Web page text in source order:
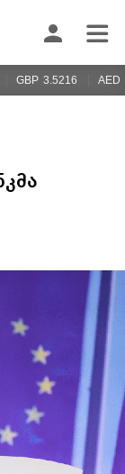
GBP 3.5216 AED